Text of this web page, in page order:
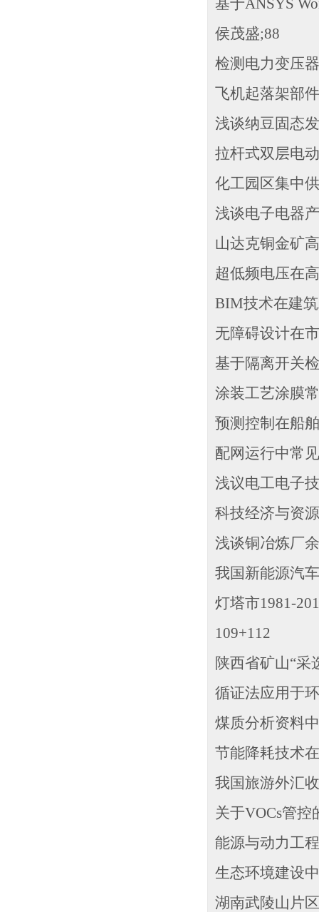
基于ANSYS
侯茂盛;88
检测电力变压
飞机起落架部
浅谈纳豆固态
拉杆式双层电
化工园区集中
浅谈电子电器
山达克铜金矿
超低频电压在
BIM技术在建
无障碍设计在
基于隔离开关
涂装工艺涂膜
预测控制在船
配网运行中常
浅议电工电子
科技经济与资
浅谈铜冶炼厂
我国新能源汽
灯塔市1981-
109+112
陕西省矿山“采
循证法应用于
煤质分析资料
节能降耗技术
我国旅游外汇
关于VOCs管控
能源与动力工
生态环境建设
湖南武陵山片